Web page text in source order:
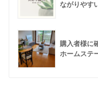
ながりやす
購入者様に
ホームステ